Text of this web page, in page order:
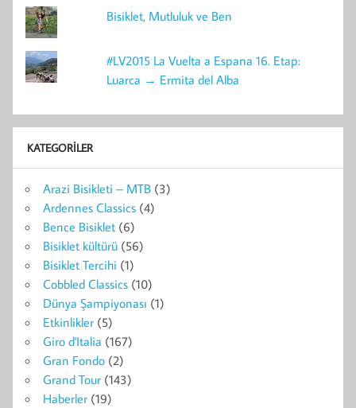
Bisiklet, Mutluluk ve Ben
#LV2015 La Vuelta a Espana 16. Etap:
Luarca → Ermita del Alba
KATEGORILER
Arazi Bisikleti – MTB (3)
Ardennes Classics (4)
Bence Bisiklet (6)
Bisiklet kültürü (56)
Bisiklet Tercihi (1)
Cobbled Classics (10)
Dünya Şampiyonası (1)
Etkinlikler (5)
Giro d'Italia (167)
Gran Fondo (2)
Grand Tour (143)
Haberler (19)